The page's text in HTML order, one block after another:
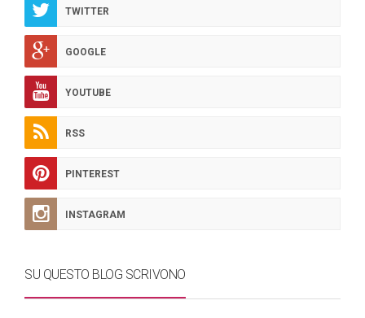
TWITTER
GOOGLE
YOUTUBE
RSS
PINTEREST
INSTAGRAM
SU QUESTO BLOG SCRIVONO